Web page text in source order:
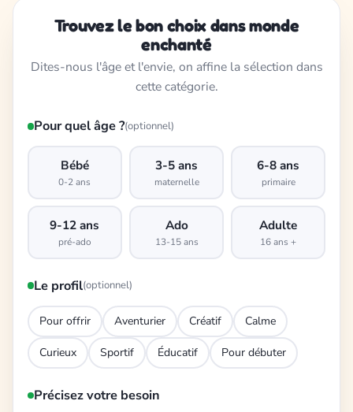
Trouvez le bon choix dans monde
enchanté
Dites-nous l'âge et l'envie, on affine la sélection dans
cette catégorie.
Pour quel âge ?(optionnel)
Bébé
0-2 ans
3-5 ans
maternelle
6-8 ans
primaire
9-12 ans
pré-ado
Ado
13-15 ans
Adulte
16 ans +
Le profil(optionnel)
Pour offrir Aventurier Créatif Calme
Curieux Sportif Éducatif Pour débuter
Précisez votre besoin